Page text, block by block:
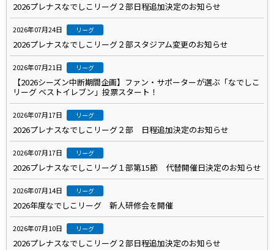
2026プレナスなでしこリーグ２部日程追加決定のお知らせ
2026年07月24日 リーグ
2026プレナスなでしこリーグ２部スタジアム変更のお知らせ
2026年07月21日 リーグ
【2026シーズン中断期間企画】ファン・サポーターが選ぶ「なでしこ
リーグ ベストイレブン」投票スタート！
2026年07月17日 リーグ
2026プレナスなでしこリーグ２部 日程追加決定のお知らせ
2026年07月17日 リーグ
2026プレナスなでしこリーグ１部第15節 代替開催日決定のお知らせ
2026年07月14日 リーグ
2026年度なでしこリーグ 新人研修会を開催
2026年07月10日 リーグ
2026プレナスなでしこリーグ２部日程追加決定のお知らせ